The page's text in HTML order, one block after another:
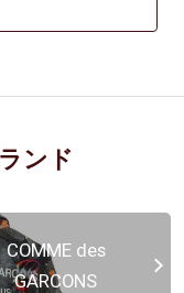
ンド
COMME des
GARCONS